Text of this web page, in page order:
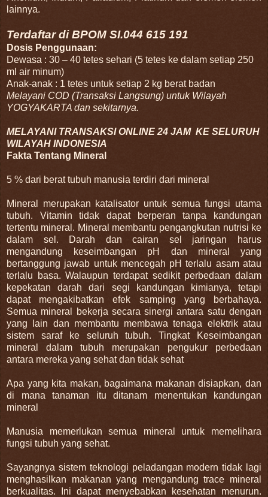
lainnya.
Terdaftar di BPOM SI.044 615 191
Dosis Penggunaan:
Dewasa : 30 – 40 tetes sehari (5 tetes ke dalam setiap 250
ml air minum)
Anak-anak : 1 tetes untuk setiap 2 kg berat badan
Melayani COD (Transaksi Langsung) untuk Wilayah
YOGYAKARTA dan sekitarnya.
MELAYANI TRANSAKSI ONLINE 24 JAM KE SELURUH
WILAYAH INDONESIA
Fakta Tentang Mineral
5 % dari berat tubuh manusia terdiri dari mineral
Mineral merupakan katalisator untuk semua fungsi utama
tubuh. Vitamin tidak dapat berperan tanpa kandungan
tertentu mineral. Mineral membantu pengangkutan nutrisi ke
dalam sel. Darah dan cairan sel jaringan harus
mengandung keseimbangan pH dan mineral yang
bertanggung jawab untuk mencegah pH terlalu asam atau
terlalu basa. Walaupun terdapat sedikit perbedaan dalam
kepekatan darah dari segi kandungan kimianya, tetapi
dapat mengakibatkan efek samping yang berbahaya.
Semua mineral bekerja secara sinergi antara satu dengan
yang lain dan membantu membawa tenaga elektrik atau
sistem saraf ke seluruh tubuh. Tingkat Keseimbangan
mineral dalam tubuh merupakan pengukur perbedaan
antara mereka yang sehat dan tidak sehat
Apa yang kita makan, bagaimana makanan disiapkan, dan
di mana tanaman itu ditanam menentukan kandungan
mineral
Manusia memerlukan semua mineral untuk memelihara
fungsi tubuh yang sehat.
Sayangnya sistem teknologi peladangan modern tidak lagi
menghasilkan makanan yang mengandung trace mineral
berkualitas. Ini dapat menyebabkan kesehatan menurun.